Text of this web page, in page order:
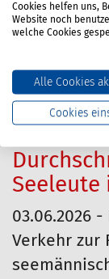
Dezember
für
Mehr…
Seeleute
03.06.2026
Verkehr zur
Cookies helfen uns,
Website noch
welche Cookies
Alle Cookies
Cookies